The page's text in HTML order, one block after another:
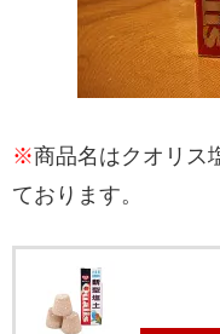
※商品名はクオリス
ております。